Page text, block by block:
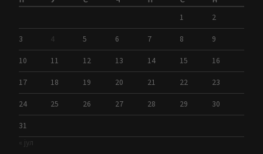
1 2
3 4 5 6 7 8 9
10 11 12 13 14 15 16
17 18 19 20 21 22 23
24 25 26 27 28 29 30
31
« јул